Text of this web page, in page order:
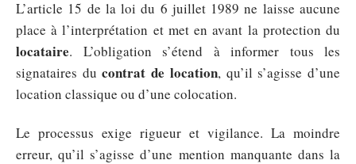
L’article 15 de la loi du 6 juillet 1989 ne laisse aucune
place à l’interprétation et met en avant la protection du
locataire. L’obligation s’étend à informer tous les
signataires ducontrat de location, qu’il s’agisse d’une
location classique ou d’une colocation.
Le processus exige rigueur et vigilance. La moindre
erreur, qu’il s’agisse d’une mention manquante dans la